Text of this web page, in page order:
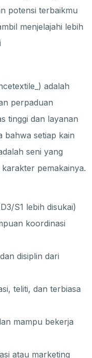
potensi terbaikmu
menjelajahi lebih
adalah
perpaduan
tinggi dan layanan
bahwa setiap kain
seni yang
pemakainya.
S1 lebih disukai)
koordinasi
disiplin dari
teliti, dan terbiasa
mampu bekerja
atau marketing